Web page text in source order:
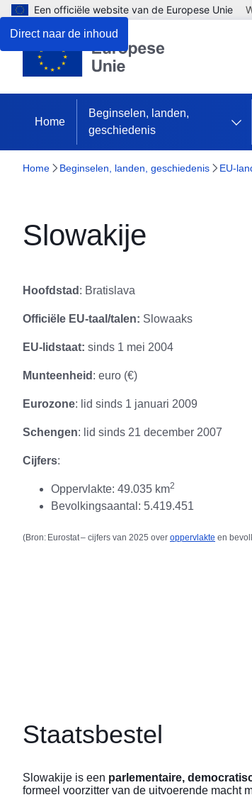
Direct naar de inhoud
Een officiële website van de Europese Unie
Home
Beginselen, landen,
geschiedenis
Home Beginselen, landen, geschiedenis EU-
Slowakije
Hoofdstad : Bratislava
Officiële EU-taal/talen: Slowaaks
EU-lidstaat: sinds 1 mei 2004
Munteenheid : euro (€)
Eurozone: lid sinds 1 januari 2009
Schengen: lid sinds 21 december 2007
Cijfers:
Oppervlakte: 49.035 km2
Bevolkingsaantal: 5.419.451
(Bron: Eurostat– cijfers van 2025 over oppervlakte en
Staatsbestel
Slowakije is een parlementaire,
formeel voorzitter van de uitvoerende macht